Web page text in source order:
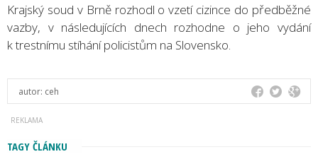
Krajský soud v Brně rozhodl o vzetí cizince do předběžné
vazby, v následujících dnech rozhodne o jeho vydání
k trestnímu stíhání policistům na Slovensko.
autor: ceh
TAGY ČLÁNKU